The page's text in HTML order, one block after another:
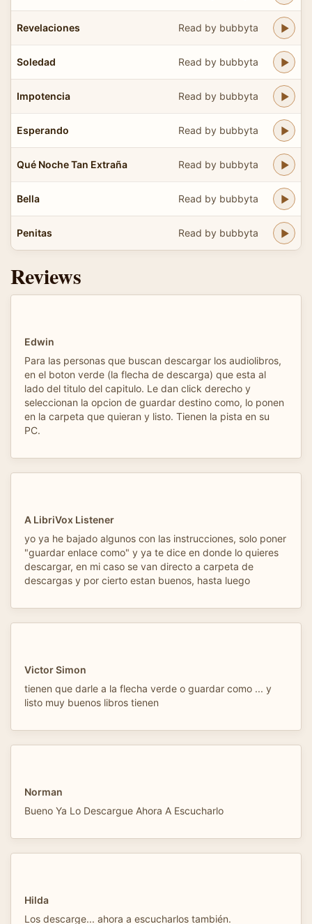
Revelaciones Read by bubbyta
Soledad Read by bubbyta
Impotencia Read by bubbyta
Esperando Read by bubbyta
Qué Noche Tan Extraña Read by bubbyta
Bella Read by bubbyta
Penitas Read by bubbyta
Reviews
Edwin
Para las personas que buscan descargar los audiolibros,
en el boton verde (la flecha de descarga) que esta al
lado del titulo del capitulo. Le dan click derecho y
seleccionan la opcion de guardar destino como, lo ponen
en la carpeta que quieran y listo. Tienen la pista en su
PC.
A LibriVox Listener
yo ya he bajado algunos con las instrucciones, solo poner
"guardar enlace como" y ya te dice en donde lo quieres
descargar, en mi caso se van directo a carpeta de
descargas y por cierto estan buenos, hasta luego
Victor Simon
tienen que darle a la flecha verde o guardar como ... y
listo muy buenos libros tienen
Norman
Bueno Ya Lo Descargue Ahora A Escucharlo
Hilda
Los descarge... ahora a escucharlos también.